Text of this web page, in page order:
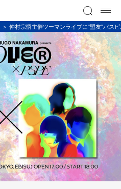
仲村宗悟主催ツーマンライブに"盟友"パス